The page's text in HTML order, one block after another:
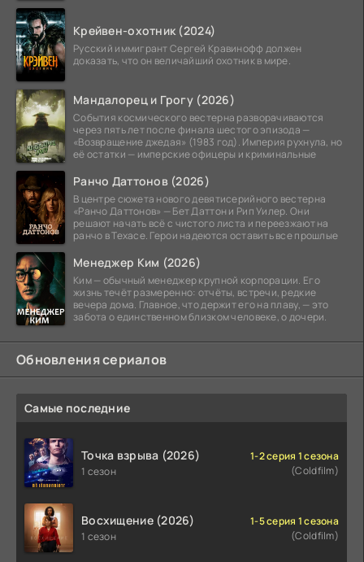
Крейвен-охотник (2024)
Русский иммигрант Сергей Кравинофф должен
доказать, что он величайший охотник в мире.
Мандалорец и Грогу (2026)
События космического вестерна разворачиваются
через пять лет после финала шестого эпизода —
«Возвращение джедая» (1983 год). Империя рухнула, но
её остатки — имперские офицеры и криминальные
Ранчо Даттонов (2026)
В центре сюжета нового девятисерийного вестерна
«Ранчо Даттонов» — Бет Даттон и Рип Уилер. Они
решают начать всё с чистого листа и переезжают на
ранчо в Техасе. Герои надеются оставить все прошлые
Менеджер Ким (2026)
Ким — обычный менеджер крупной корпорации. Его
жизнь течёт размеренно: отчёты, встречи, редкие
вечера дома. Главное, что держит его на плаву, — это
забота о единственном близком человеке, о дочери.
Обновления сериалов
Самые последние
Точка взрыва (2026)
1 сезон
1-2 серия 1 сезона
(Coldfilm)
Восхищение (2026)
1 сезон
1-5 серия 1 сезона
(Coldfilm)